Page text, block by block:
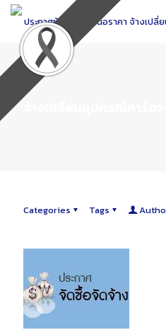
Skip
Content
Categories Tags